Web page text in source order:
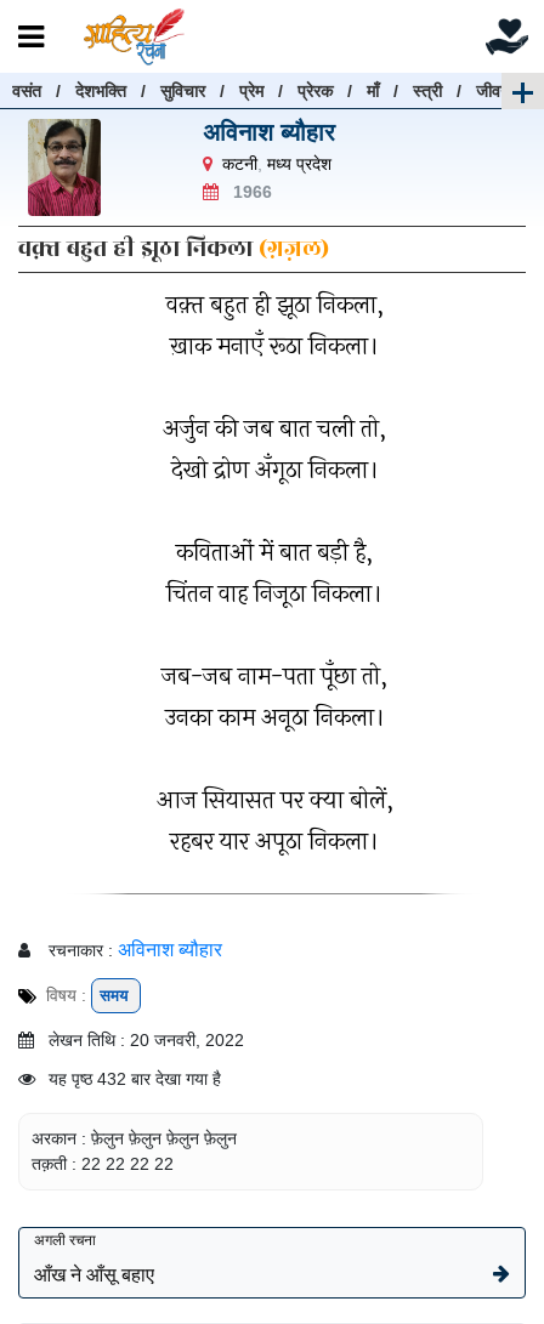
वसंत/देशभक्ति/सुविचार/प्रेम/प्रेरक/माँ/स्त्री/जीवन
अविनाश ब्यौहार
कटनी, मध्य प्रदेश
1966
वक़्त बहुत ही झूठा निकला(ग़ज़ल)
वक़्त बहुत ही झूठा निकला,
ख़ाक मनाएँ रूठा निकला।
अर्जुन की जब बात चली तो,
देखो द्रोण अँगूठा निकला।
कविताओं में बात बड़ी है,
चिंतन वाह निजूठा निकला।
जब-जब नाम-पता पूँछा तो,
उनका काम अनूठा निकला।
आज सियासत पर क्या बोलें,
रहबर यार अपूठा निकला।
रचनाकार : अविनाश ब्यौहार
विषय : समय
लेखन तिथि : 20 जनवरी, 2022
यह पृष्ठ 432 बार देखा गया है
अरकान : फ़ेलुन फ़ेलुन फ़ेलुन फ़ेलुन
तक़ती : 22 22 22 22
अगली रचना
आँख ने आँसू बहाए
रचनाएँ खोजें
रचनाएँ खोजने के लिए नीचे दी गई बॉक्स में हिन्दी में लिखें और
"खोजें" बटन पर क्लिक करें
खोजें